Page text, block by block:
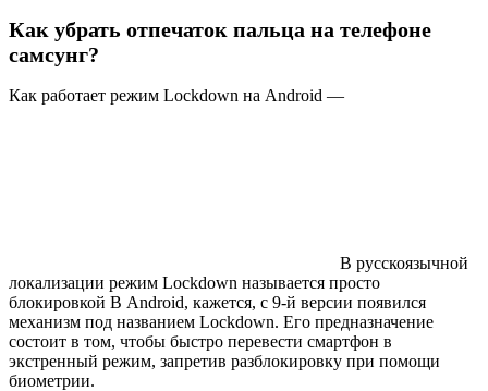
Как убрать отпечаток пальца на телефоне
самсунг?
Как работает режим Lockdown на Android —
В русскоязычной
локализации режим Lockdown называется просто
блокировкой В Android, кажется, с 9-й версии появился
механизм под названием Lockdown. Его предназначение
состоит в том, чтобы быстро перевести смартфон в
экстренный режим, запретив разблокировку при помощи
биометрии.